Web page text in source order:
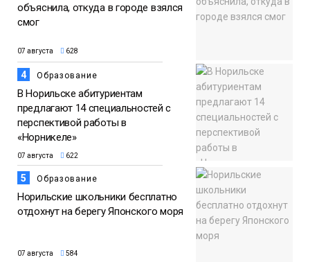
объяснила, откуда в городе взялся
смог
07 августа 628
4 Образование
В Норильске абитуриентам
предлагают 14 специальностей с
перспективой работы в
«Норникеле»
07 августа 622
5 Образование
Норильские школьники бесплатно
отдохнут на берегу Японского моря
07 августа 584